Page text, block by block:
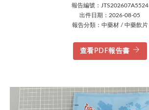
報告編號：JTS202607A5524
出件日期：2026-08-05
報告分類：中藥材 / 中藥飲片
查看PDF報告書